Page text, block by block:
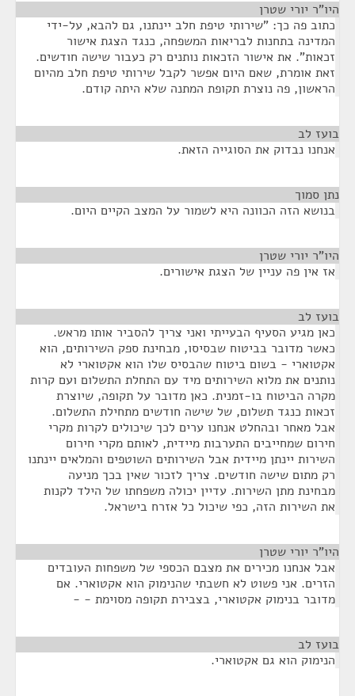
היו"ר יורי שטרן
כתוב פה כך: "שירותי טיפת חלב יינתנו, גם להבא, על-ידי
המדינה בתחנות לבריאות המשפחה, כנגד הצגת אישור
זכאות". את אישור הזכאות נותנים רק כעבור שישה חודשים.
זאת אומרת, שאם היום אפשר לקבל שירותי טיפת חלב מהיום
הראשון, פה נוצרת תקופת המתנה שלא היתה קודם.
בועז לב
אנחנו נבדוק את הסוגייה הזאת.
נתן סמוך
בנושא הזה הכוונה היא לשמור על המצב הקיים היום.
היו"ר יורי שטרן
אז אין פה עניין של הצגת אישורים.
בועז לב
כאן מגיע הסעיף הבעייתי ואני צריך להסביר אותו מראש.
כאשר מדובר בביטוח שבסיסו, מבחינת ספק השירותים, הוא
אקטוארי - בשום ביטוח שהבסיס שלו הוא אקטוארי לא
נותנים את מלוא השירותים מיד עם התחלת התשלום ועם קרות
מקרה הביטוח בו-זמנית. כאן מדובר על תקופה, שיוצרת
זכאות כנגד תשלום, של שישה חודשים מתחילת התשלום.
אבל מאחר ובהחלט אנחנו ערים לכך שיכולים לקרות מקרי
חירום שמחייבים התערבות מיידית, לאותם מקרי חירום
השירות יינתן מיידית אבל השירותים השוטפים והמלאים יינתנו
רק מתום שישה חודשים. צריך לזכור שאין בכך מניעה
מבחינת מתן השירות. עדיין יכולה משפחתו של הילד לקנות
את השירות הזה, כפי שיכול כל אזרח בישראל.
היו"ר יורי שטרן
אבל אנחנו מכירים את מצבם הכספי של משפחות העובדים
הזרים. אני פשוט לא חשבתי שהנימוק הוא אקטוארי. אם
מדובר בנימוק אקטוארי, בצבירת תקופה מסוימת - -
בועז לב
הנימוק הוא גם אקטוארי.